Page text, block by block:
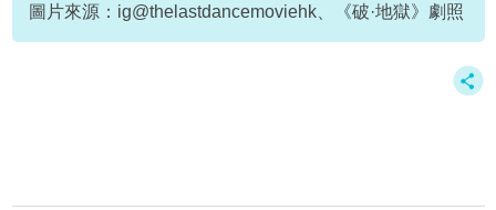
圖片來源：ig@thelastdancemoviehk、《破·地獄》劇照